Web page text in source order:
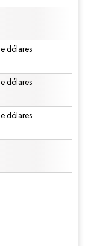
dólares
dólares
dólares
conforme CC BY 4.0.